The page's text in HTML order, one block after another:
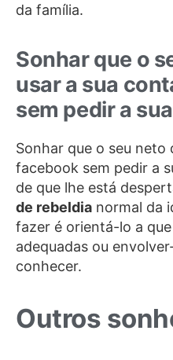
da família.
Sonhar que o
usar a sua
sem pedir a
Sonhar que o seu neto
facebook sem pedir a
de que lhe está
de rebeldia normal da
fazer é orientá-lo a
adequadas ou
conhecer.
Outros